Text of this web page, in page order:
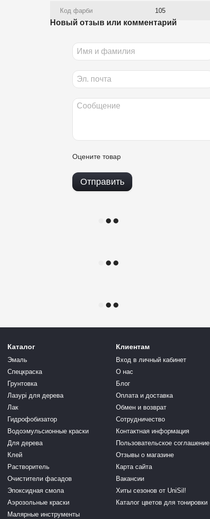
Код фарби 105
Новый отзыв или комментарий
Оцените товар
Отправить
Каталог
Эмаль
Спецкраска
Грунтовка
Лазурі для дерева
Лак
Гидрофобизатор
Водоэмульсионные краски
Для дерева
Клей
Растворитель
Очистители фасадов
Эпоксидная смола
Аэрозольные краски
Малярные инструменты
Клиентам
Вход в личный кабинет
О нас
Блог
Оплата и доставка
Обмен и возврат
Сотрудничество
Контактная информация
Пользовательское соглашение
Отзывы о магазине
Карта сайта
Вакансии
Хиты сезонов от UniSil!
Каталог цветов для тонировки